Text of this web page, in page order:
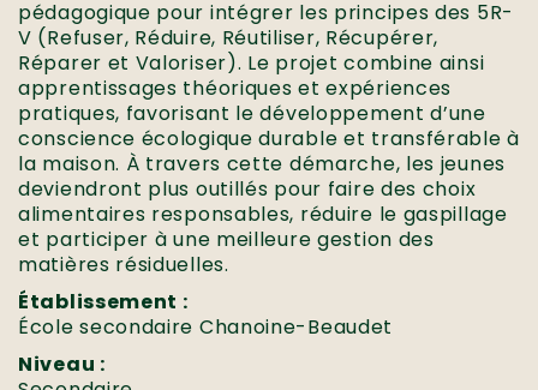
pédagogique pour intégrer les principes des 5R-
V (Refuser, Réduire, Réutiliser, Récupérer,
Réparer et Valoriser). Le projet combine ainsi
apprentissages théoriques et expériences
pratiques, favorisant le développement d’une
conscience écologique durable et transférable à
la maison. À travers cette démarche, les jeunes
deviendront plus outillés pour faire des choix
alimentaires responsables, réduire le gaspillage
et participer à une meilleure gestion des
matières résiduelles.
Établissement :
École secondaire Chanoine-Beaudet
Niveau :